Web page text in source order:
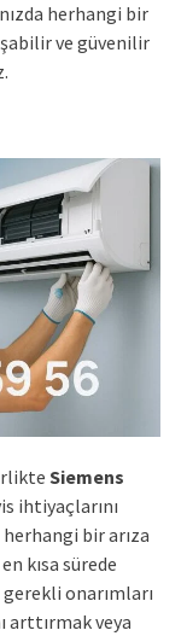
herhangi bir
ve güvenilir
Siemens
ihtiyaçlarını
bir arıza
kısa sürede
onarımları
arttırmak veya